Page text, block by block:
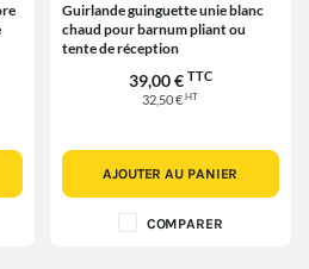
Guirlande guinguette unie blanc
chaud pour barnum pliant ou
tente de réception
39,00 € TTC
32,50 €HT
AJOUTER AU PANIER
COMPARER